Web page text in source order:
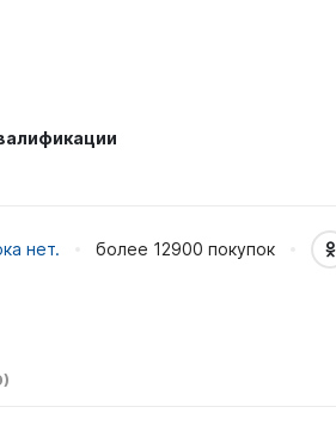
нет. более 12900 покупок